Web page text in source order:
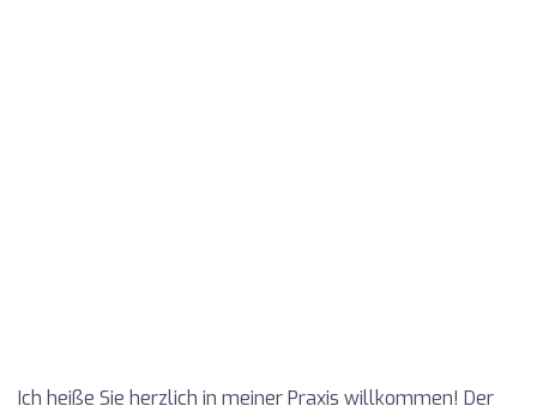
Ich heiße Sie herzlich in meiner Praxis willkommen! Der